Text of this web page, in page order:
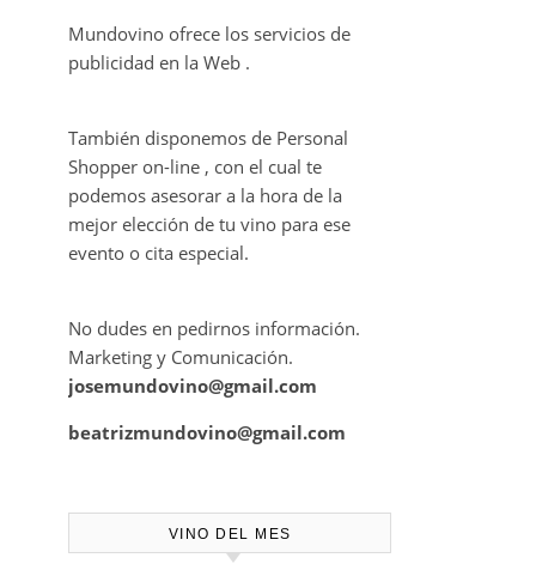
CONTRATE PUBLICIDAD
Mundovino ofrece los servicios de
publicidad en la Web .
También disponemos de Personal
podemos asesorar a la hora de la
mejor elección de tu vino para ese
evento o cita especial.
josemundovino@gmail.com
beatrizmundovino@gmail.com